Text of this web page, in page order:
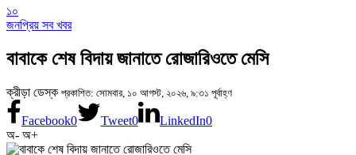
১০
জনপ্রিয় সব খবর
বাবাকে শেষ বিদায় জানাতে রোজারিওতে মেসি
ক্রীড়া ডেস্ক প্রকাশিত: সোমবার, ১০ আগস্ট, ২০২৬, ৯:৩১ পূর্বাহ্ণ
Facebook0 Tweet0 LinkedIn0
অ- অ+